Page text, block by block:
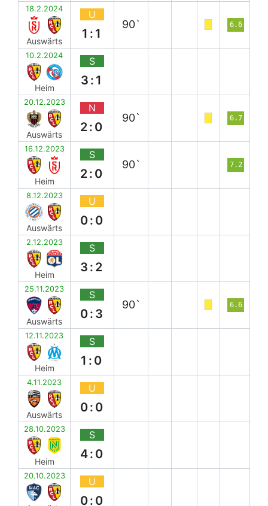
18.2.2024
Auswärts
U
1:1
90` 6.6
10.2.2024
Heim
S
3:1
20.12.2023
Auswärts
N
2:0
90` 6.7
16.12.2023
Heim
S
2:0
90` 7.2
8.12.2023
Auswärts
U
0:0
2.12.2023
Heim
S
3:2
25.11.2023
Auswärts
S
0:3
90` 6.6
12.11.2023
Heim
S
1:0
4.11.2023
Auswärts
U
0:0
28.10.2023
Heim
S
4:0
20.10.2023 U
0:0